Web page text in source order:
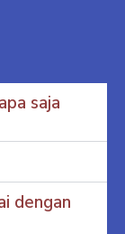
saja
dengan